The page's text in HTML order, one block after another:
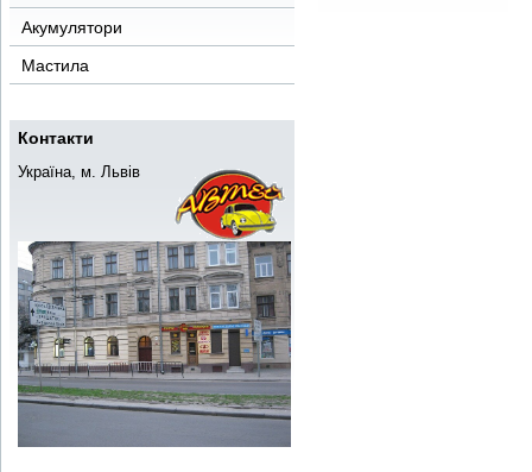
Акумулятори
Мастила
Контакти
Україна, м. Львів